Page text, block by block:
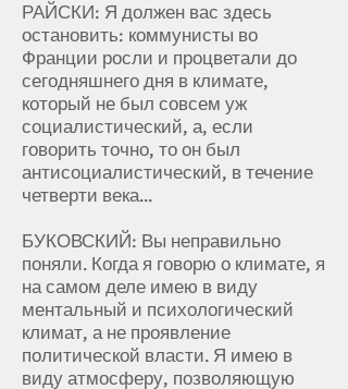
РАЙСКИ: Я должен вас здесь
остановить: коммунисты во
Франции росли и процветали до
сегодняшнего дня в климате,
который не был совсем уж
социалистический, а, если
говорить точно, то он был
антисоциалистический, в течение
четверти века...
БУКОВСКИЙ: Вы неправильно
поняли. Когда я говорю о климате, я
на самом деле имею в виду
ментальный и психологический
климат, а не проявление
политической власти. Я имею в
виду атмосферу, позволяющую